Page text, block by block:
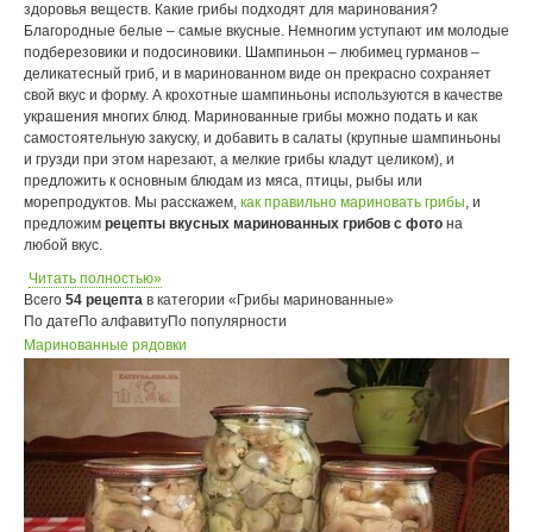
здоровья веществ. Какие грибы подходят для маринования?
Благородные белые – самые вкусные. Немногим уступают им молодые
подберезовики и подосиновики. Шампиньон – любимец гурманов –
деликатесный гриб, и в маринованном виде он прекрасно сохраняет
свой вкус и форму. А крохотные шампиньоны используются в качестве
украшения многих блюд. Маринованные грибы можно подать и как
самостоятельную закуску, и добавить в салаты (крупные шампиньоны
и грузди при этом нарезают, а мелкие грибы кладут целиком), и
предложить к основным блюдам из мяса, птицы, рыбы или
морепродуктов. Мы расскажем, как правильно мариновать грибы, и
предложим рецепты вкусных маринованных грибов с фото на
любой вкус.
Читать полностью»
Всего 54 рецепта в категории «Грибы маринованные»
По дате По алфавитуПо популярности
Маринованные рядовки